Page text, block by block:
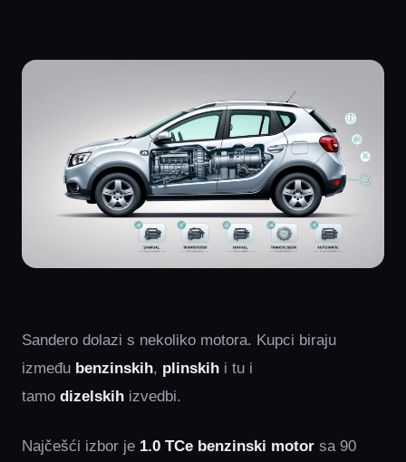
Sandero dolazi s nekoliko motora. Kupci biraju
između benzinskih, plinskih i tu i
tamo dizelskih izvedbi.
Najčešći izbor je 1.0 TCe benzinski motor sa 90